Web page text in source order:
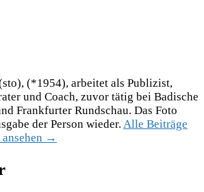
(*1954), arbeitet als Publizist,
und Coach, zuvor tätig bei Badische
Frankfurter Rundschau. Das Foto
der Person wieder. Alle Beiträge
→